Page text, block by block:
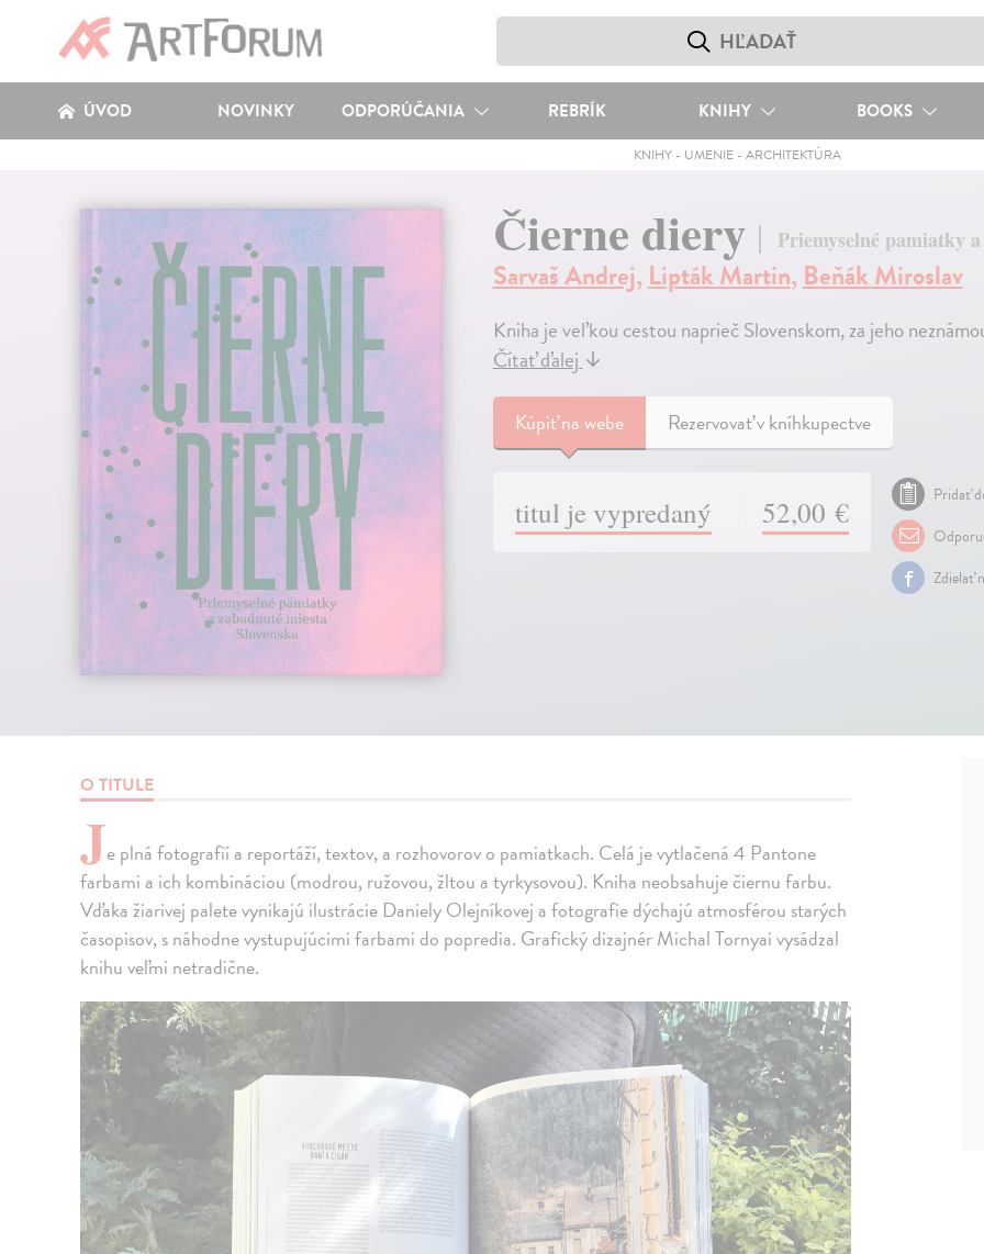
ÚVOD NOVINKY ODPORÚČANIA REBRÍK KNIHY BOOKS
KNIHY - UMENIE -ARCHITEKTÚRA
Čierne diery Priemyselné pamiatky
Sarvaš Andrej,Lipták Martin,Beňák Miroslav
Kniha je veľkou cestou naprieč Slovenskom, za jeho
Čítať ďalej↓
Kúpiťna webe Rezervovať v kníhkupectve
titul je vypredaný 52,00 €
Pridať
Zdielať
O TITULE
Je plná fotografií a reportáží, textov, a rozhovorov o pamiatkach. Celá je vytlačená 4 Pantone
farbami a ich kombináciou (modrou, ružovou, žltou a tyrkysovou). Kniha neobsahuje čiernu farbu.
Vďaka žiarivej palete vynikajú ilustrácie Daniely Olejníkovej a fotografie dýchajú atmosférou starých
časopisov, s náhodne vystupujúcimi farbami do popredia. Grafický dizajnér Michal Tornyai vysádzal
knihu veľmi netradične.